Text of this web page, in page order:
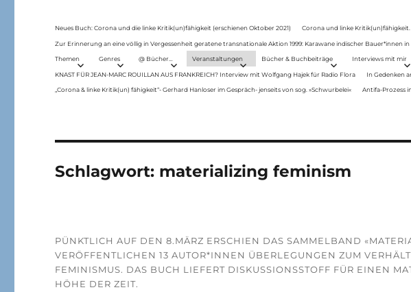
Neues Buch: Corona und die linke Kritik(un)fähigkeit (erschienen Oktober 2021) Corona und linke Kritik(un)fähigkeit.
Zur Erinnerung an eine völlig in Vergessenheit geratene transnationale Aktion 1999: Karawane indischer Bauer*innen
Themen Genres @ Bücher… Veranstaltungen Bücher & Buchbeiträge Interviews mit mir
KNAST FÜR JEAN-MARC ROUILLAN AUS FRANKREICH? Interview mit Wolfgang Hajek für Radio Flora In Gedenken
„Corona & linke Kritik(un) fähigkeit“- Gerhard Hanloser im Gespräch- jenseits von sog. »Schwurbelei« Antifa-Prozess
Schlagwort: materializing feminism
PÜNKTLICH AUF DEN 8.MÄRZ ERSCHIEN DAS SAMMELBAND
VERÖFFENTLICHEN 13 AUTOR*INNEN ÜBERLEGUNGEN ZUM
FEMINISMUS. DAS BUCH LIEFERT DISKUSSIONSSTOFF FÜR EINEN
HÖHE DER ZEIT.